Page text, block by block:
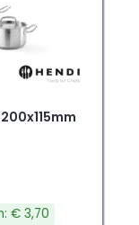
€ 3,70